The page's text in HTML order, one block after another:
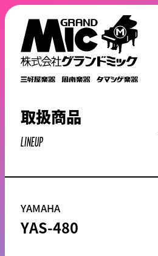
取扱商品
LINEUP
YAMAHA
YAS-480